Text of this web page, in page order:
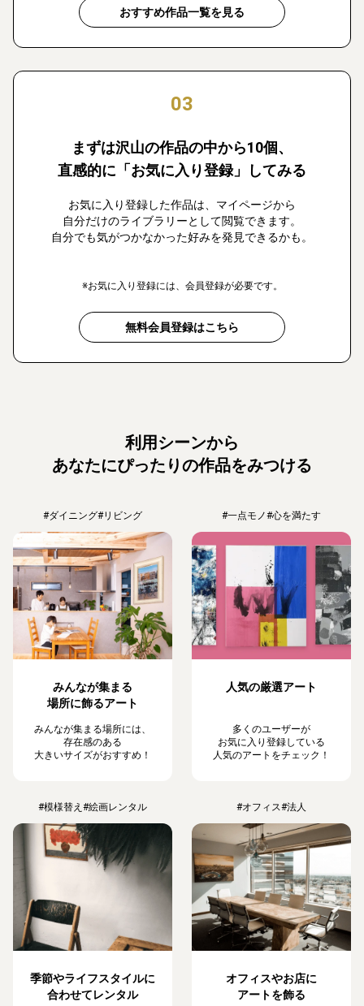
おすすめ作品一覧を見る
03
まずは沢山の作品の中から10個、
直感的に「お気に入り登録」してみる
お気に入り登録した作品は、マイページから
自分だけのライブラリーとして閲覧できます。
自分でも気がつかなかった好みを発見できるかも。
※お気に入り登録には、会員登録が必要です。
無料会員登録はこちら
利用シーンから
あなたにぴったりの作品をみつける
#ダイニング#リビング
みんなが集まる
場所に飾るアート
みんなが集まる場所には、
存在感のある
大きいサイズがおすすめ！
#一点モノ#心を満たす
人気の厳選アート
多くのユーザーが
お気に入り登録している
人気のアートをチェック！
#模様替え #絵画レンタル
季節やライフスタイルに
合わせてレンタル
#オフィス#法人
オフィスやお店に
アートを飾る